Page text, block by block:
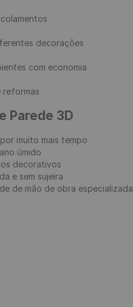
decorações
com economia
reformas
Parede 3D
muito mais tempo
úmido
decorativos
e sem sujeira
de mão de obra especializada